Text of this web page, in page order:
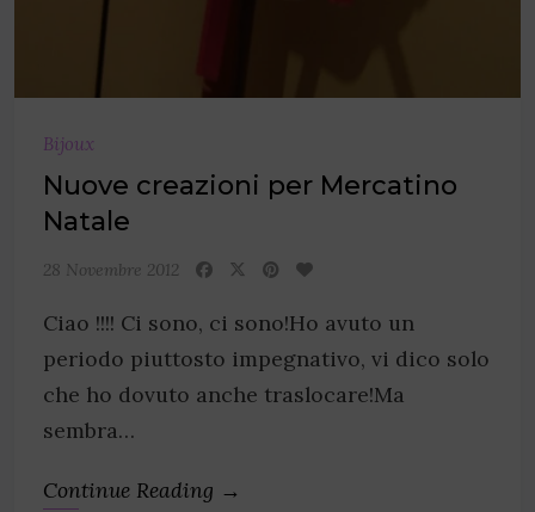
Bijoux
Nuove creazioni per Mercatino
Natale
28 Novembre 2012
Ciao !!!! Ci sono, ci sono!Ho avuto un
periodo piuttosto impegnativo, vi dico solo
che ho dovuto anche traslocare!Ma
sembra…
Continue Reading →